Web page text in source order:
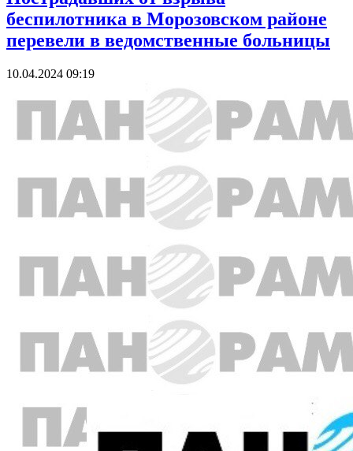
беспилотника в Морозовском районе
перевели в ведомственные больницы
10.04.2024 09:19